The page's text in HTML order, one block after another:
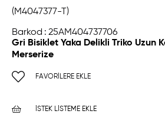
(M4047377-T)
Barkod : 25AM404737706
Gri Bisiklet Yaka Delikli Triko Uzun
Merserize
FAVORILERE EKLE
İSTEK LISTEME EKLE